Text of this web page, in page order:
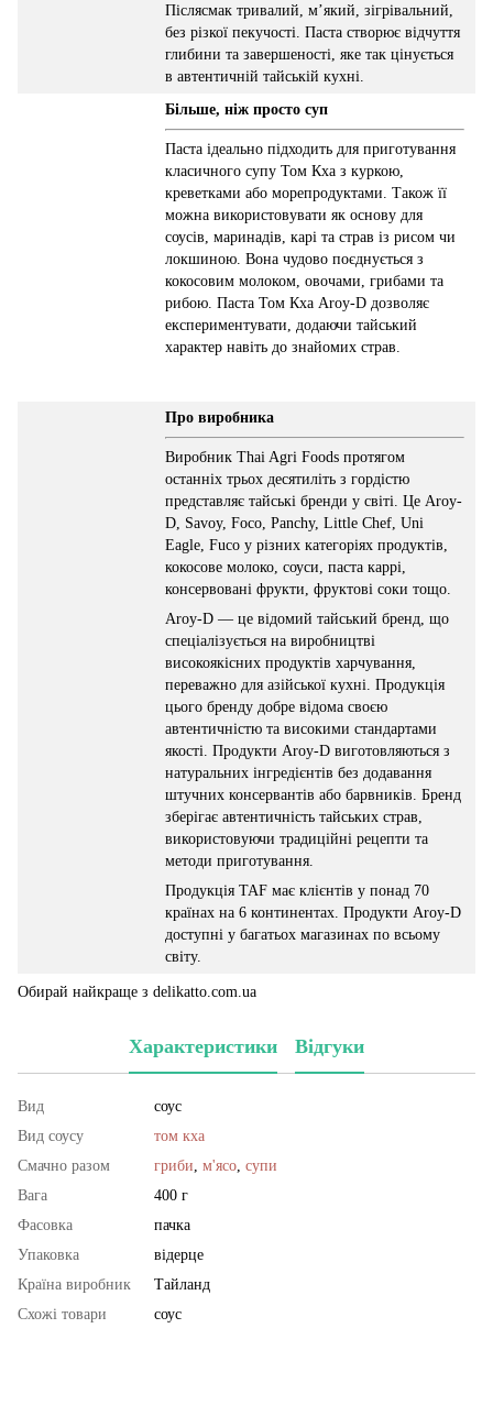
Післясмак тривалий, м’який, зігрівальний,
без різкої пекучості. Паста створює відчуття
глибини та завершеності, яке так цінується
в автентичній тайській кухні.
Більше, ніж просто суп
Паста ідеально підходить для приготування
класичного супу Том Кха з куркою,
креветками або морепродуктами. Також її
можна використовувати як основу для
соусів, маринадів, карі та страв із рисом чи
локшиною. Вона чудово поєднується з
кокосовим молоком, овочами, грибами та
рибою. Паста Том Кха Aroy-D дозволяє
експериментувати, додаючи тайський
характер навіть до знайомих страв.
Про виробника
Виробник Thai Agri Foods протягом
останніх трьох десятиліть з гордістю
представляє тайські бренди у світі. Це Aroy-
D, Savoy, Foco, Panchy, Little Chef, Uni
Eagle, Fuco у різних категоріях продуктів,
кокосове молоко, соуси, паста каррі,
консервовані фрукти, фруктові соки тощо.
Aroy-D — це відомий тайський бренд, що
спеціалізується на виробництві
високоякісних продуктів харчування,
переважно для азійської кухні. Продукція
цього бренду добре відома своєю
автентичністю та високими стандартами
якості. Продукти Aroy-D виготовляються з
натуральних інгредієнтів без додавання
штучних консервантів або барвників. Бренд
зберігає автентичність тайських страв,
використовуючи традиційні рецепти та
методи приготування.
Продукція TAF має клієнтів у понад 70
країнах на 6 континентах. Продукти Aroy-D
доступні у багатьох магазинах по всьому
світу.
Обирай найкраще з delikatto.com.ua
Характеристики Відгуки
Вид
соус
Вид соусу
том кха
Смачно разом
гриби м'ясо супи
Вага
400 г
Фасовка
пачка
Упаковка
відерце
Країна виробник
Тайланд
Схожі товари
соус